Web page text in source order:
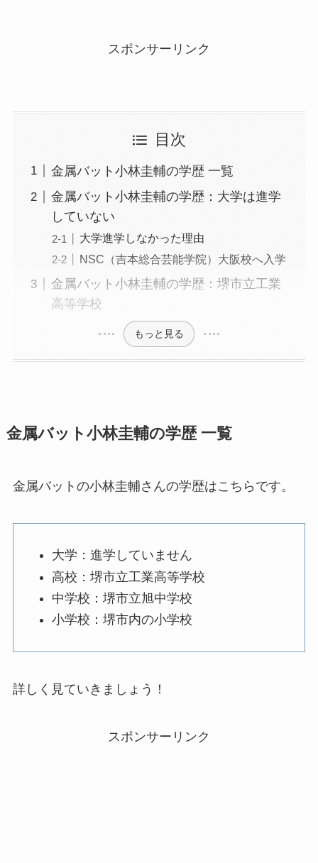
スポンサーリンク
目次
金属バット小林圭輔の学歴 一覧
金属バット小林圭輔の学歴：大学は進学
していない
大学進学しなかった理由
NSC（吉本総合芸能学院）大阪校へ入学
金属バット小林圭輔の学歴：堺市立工業
高等学校
もっと見る
金属バット小林圭輔の学歴 一覧
金属バットの小林圭輔さんの学歴はこちらです。
大学：進学していません
高校：堺市立工業高等学校
中学校：堺市立旭中学校
小学校：堺市内の小学校
詳しく見ていきましょう！
スポンサーリンク